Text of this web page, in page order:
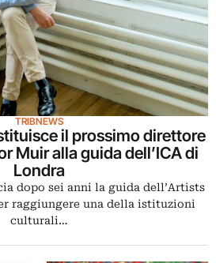
TRIBNEWS
il prossimo direttore
Muir alla guida dell’ICA di
Londra
dopo sei anni la guida dell’Artists
raggiungere una della istituzioni
culturali…